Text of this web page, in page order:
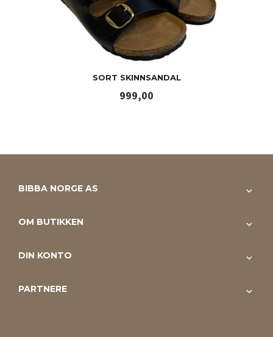
SORT SKINNSANDAL
Pris
999,00
BIBBA NORGE AS
OM BUTIKKEN
DIN KONTO
PARTNERE